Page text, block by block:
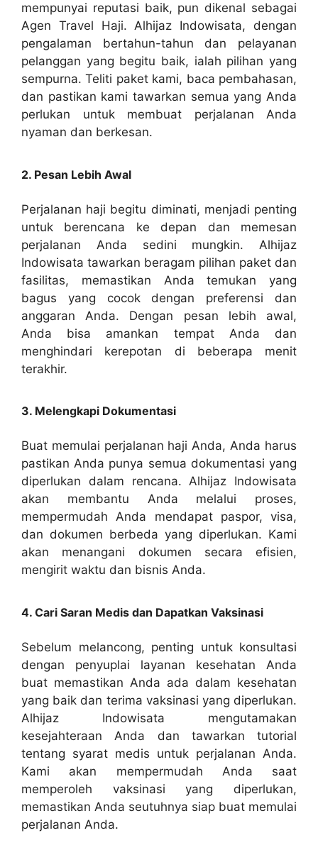
mempunyai reputasi baik, pun dikenal sebagai
Agen Travel Haji. Alhijaz Indowisata, dengan
pengalaman bertahun-tahun dan pelayanan
pelanggan yang begitu baik, ialah pilihan yang
sempurna. Teliti paket kami, baca pembahasan,
dan pastikan kami tawarkan semua yang Anda
perlukan untuk membuat perjalanan Anda
nyaman dan berkesan.
2. Pesan Lebih Awal
Perjalanan haji begitu diminati, menjadi penting
untuk berencana ke depan dan memesan
perjalanan Anda sedini mungkin. Alhijaz
Indowisata tawarkan beragam pilihan paket dan
fasilitas, memastikan Anda temukan yang
bagus yang cocok dengan preferensi dan
anggaran Anda. Dengan pesan lebih awal,
Anda bisa amankan tempat Anda dan
menghindari kerepotan di beberapa menit
terakhir.
3. Melengkapi Dokumentasi
Buat memulai perjalanan haji Anda, Anda harus
pastikan Anda punya semua dokumentasi yang
diperlukan dalam rencana. Alhijaz Indowisata
akan membantu Anda melalui proses,
mempermudah Anda mendapat paspor, visa,
dan dokumen berbeda yang diperlukan. Kami
akan menangani dokumen secara efisien,
mengirit waktu dan bisnis Anda.
4. Cari Saran Medis dan Dapatkan Vaksinasi
Sebelum melancong, penting untuk konsultasi
dengan penyuplai layanan kesehatan Anda
buat memastikan Anda ada dalam kesehatan
yang baik dan terima vaksinasi yang diperlukan.
Alhijaz Indowisata mengutamakan
kesejahteraan Anda dan tawarkan tutorial
tentang syarat medis untuk perjalanan Anda.
Kami akan mempermudah Anda saat
memperoleh vaksinasi yang diperlukan,
memastikan Anda seutuhnya siap buat memulai
perjalanan Anda.